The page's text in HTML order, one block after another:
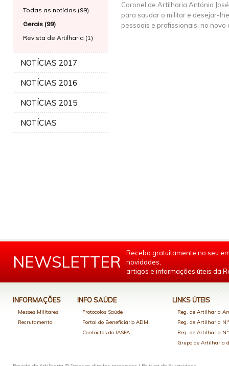
Todas as notícias (99)
Gerais (99)
Revista de Artilharia (1)
NOTÍCIAS 2017
NOTÍCIAS 2016
NOTÍCIAS 2015
NOTÍCIAS
Coronel de Artilharia António
para saudar o militar e desejar-
pessoais e profissionais, no
NEWSLETTER
Receba gratuitamente no seu
novidades,
artigos e informações úteis da
INFORMAÇÕES
Messes Militares
Recrutamento
INFO SAÚDE
Protocolos Saúde
Portal do Beneficiário ADM
Contactos do IASFA
LINKS ÚTEIS
Reg. de Artilharia
Reg. de Artilharia
Reg. de Artilharia
Grupo de Artilharia